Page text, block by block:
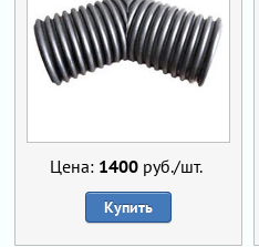
Цена: 1400руб./шт.
Купить